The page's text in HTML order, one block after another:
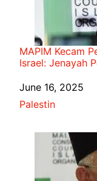
MAPIM Kecam
Israel: Jenayah
Date
June 16, 2025
In relation to
Palestin